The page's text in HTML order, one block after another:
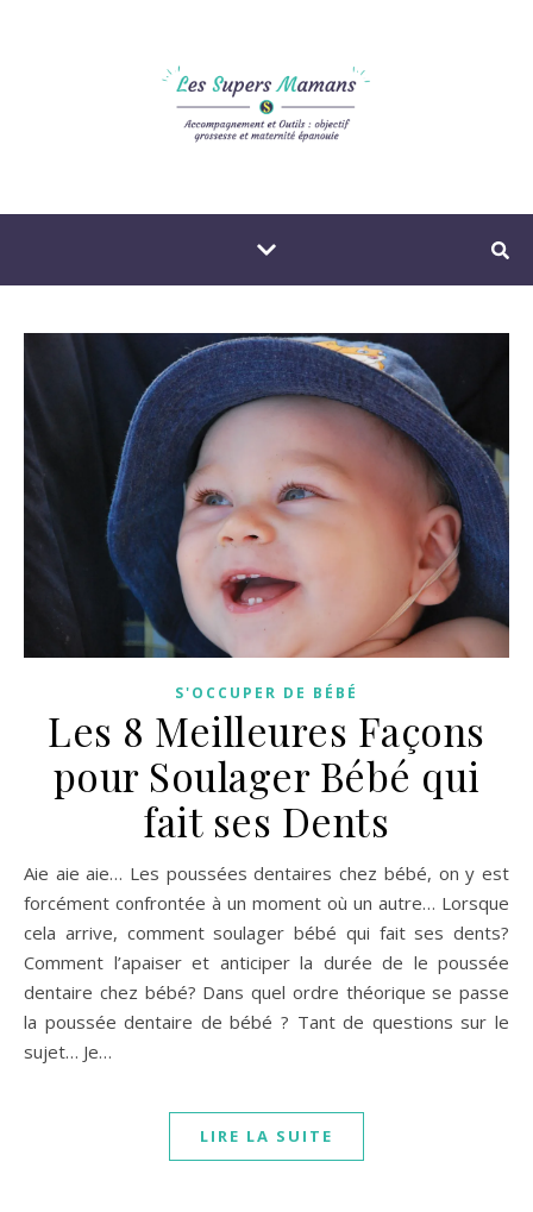
S'OCCUPER DE BÉBÉ
Les 8 Meilleures Façons
pour Soulager Bébé qui
fait ses Dents
Aie aie aie… Les poussées dentaires chez bébé, on y est
forcément confrontée à un moment où un autre… Lorsque
cela arrive, comment soulager bébé qui fait ses dents?
Comment l’apaiser et anticiper la durée de le poussée
dentaire chez bébé? Dans quel ordre théorique se passe
la poussée dentaire de bébé ? Tant de questions sur le
sujet… Je…
LIRE LA SUITE